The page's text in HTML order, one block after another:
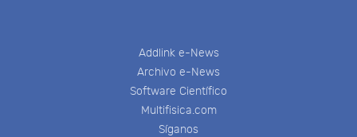
Addlink e-News
Archivo e-News
Software Científico
Multifisica.com
Síganos